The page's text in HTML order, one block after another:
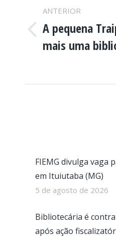
DE
POST:
ANTERIOR
Post
anterior:
A pequena
mais uma
FIEMG divulga vaga
em Ituiutaba (MG)
5 de agosto de 2026
Bibliotecária é
após ação